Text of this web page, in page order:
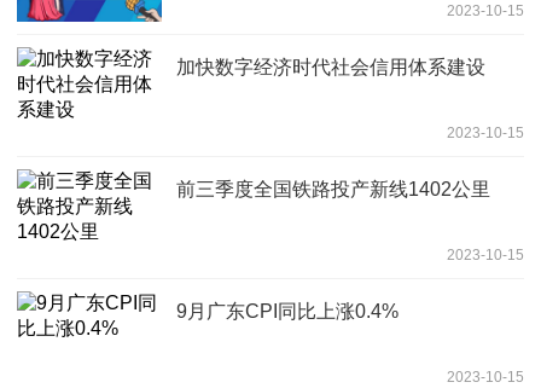
2023-10-15
加快数字经济时代社会信用体系建设
2023-10-15
前三季度全国铁路投产新线1402公里
2023-10-15
9月广东CPI同比上涨0.4%
2023-10-15